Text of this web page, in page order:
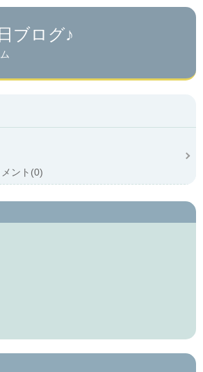
ブログ♪
メント(0)